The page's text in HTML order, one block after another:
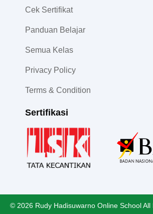
Cek Sertifikat
Panduan Belajar
Semua Kelas
Privacy Policy
Terms & Condition
Sertifikasi
© 2026 Rudy Hadisuwarno Online School